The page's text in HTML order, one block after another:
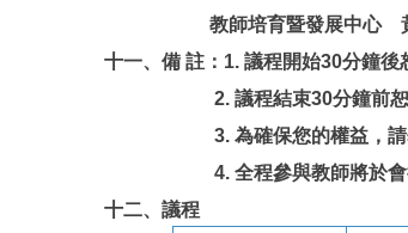
教師培育暨發展中心 黃坤
十一、備 註：1. 議程開始30分鐘後
2. 議程結束30分鐘前
3. 為確保您的權益，
4. 全程參與教師將於
十二、議程